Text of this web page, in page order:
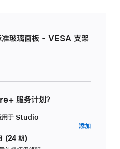
玻璃面板 - VESA 支架
服务计划？
用于 Studio
(24 期)
添加